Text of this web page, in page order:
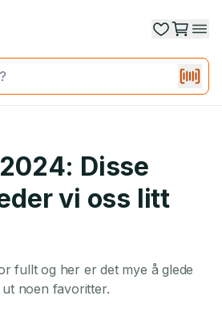
Disse
vi oss litt
fullt og her er det mye å glede
noen favoritter.